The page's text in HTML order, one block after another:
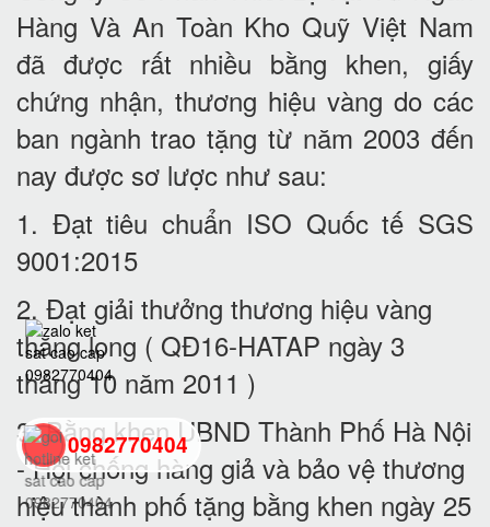
Hàng Và An Toàn Kho Quỹ Việt Nam
đã được rất nhiều bằng khen, giấy
chứng nhận, thương hiệu vàng do các
ban ngành trao tặng từ năm 2003 đến
nay được sơ lược như sau:
1. Đạt tiêu chuẩn ISO Quốc tế SGS
9001:2015
2. Đạt giải thưởng thương hiệu vàng
thăng long ( QĐ16-HATAP ngày 3
tháng 10 năm 2011 )
3. Bằng khen UBND Thành Phố Hà Nội
- Hội chống hàng giả và bảo vệ thương
hiệu thành phố tặng bằng khen ngày 25
0982770404
back